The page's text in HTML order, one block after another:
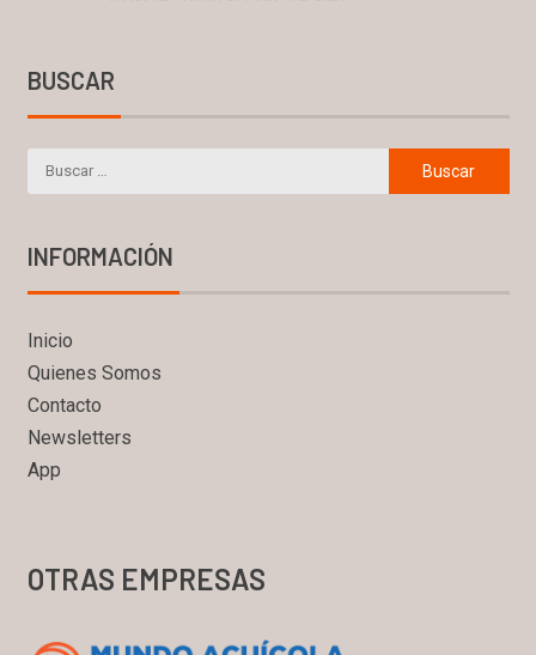
BUSCAR
INFORMACIÓN
Inicio
Quienes Somos
Contacto
Newsletters
App
OTRAS EMPRESAS